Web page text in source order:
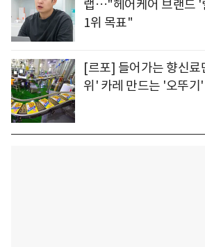
랩…"헤어케어 브랜드 '
1위 목표"
[르포] 들어가는 향신
위' 카레 만드는 '오뚜기